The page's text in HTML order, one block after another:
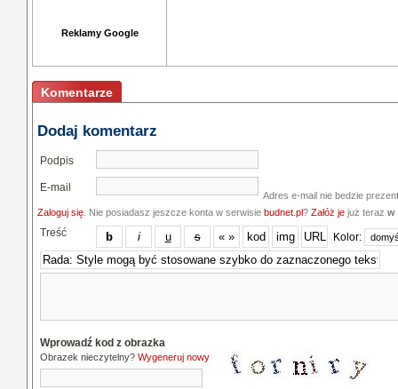
Reklamy Google
Komentarze
Dodaj komentarz
Podpis
E-mail
Adres e-mail nie bedzie
Zaloguj się . Nie posiadasz jeszcze konta w serwisie budnet.pl? Załóż je już teraz w
Treść Kolor:
Wprowadź kod z obrazka
Obrazek nieczytelny? Wygeneruj nowy